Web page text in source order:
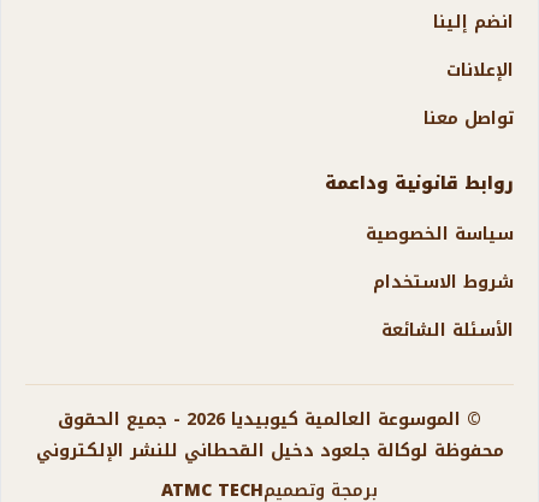
انضم إلينا
الإعلانات
تواصل معنا
روابط قانونية وداعمة
سياسة الخصوصية
شروط الاستخدام
الأسئلة الشائعة
© الموسوعة العالمية كيوبيديا 2026 - جميع الحقوق
محفوظة لوكالة جلعود دخيل القحطاني للنشر الإلكتروني
برمجة وتصميمATMC TECH